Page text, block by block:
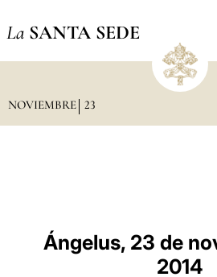
La SANTA SEDE
NOVIEMBRE 23
Ángelus, 23 de
2014